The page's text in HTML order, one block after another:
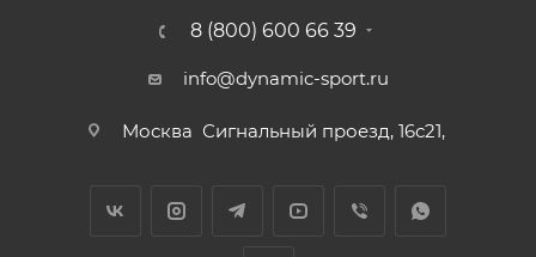
8 (800) 600 66 39
info@dynamic-sport.ru
Москва Сигнальный проезд, 16с21,